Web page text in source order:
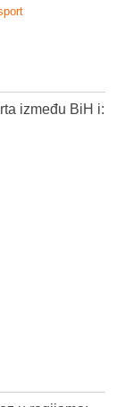
između BiH i: